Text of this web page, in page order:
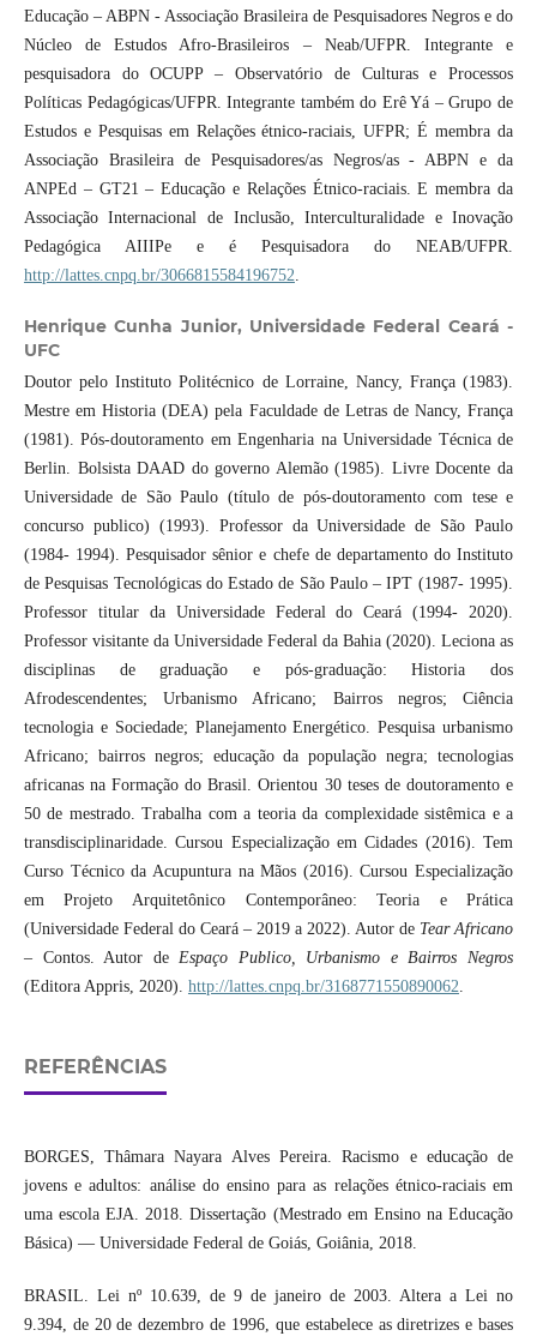
Educação – ABPN - Associação Brasileira de Pesquisadores Negros e do
Núcleo de Estudos Afro-Brasileiros – Neab/UFPR. Integrante e
pesquisadora do OCUPP – Observatório de Culturas e Processos
Políticas Pedagógicas/UFPR. Integrante também do Erê Yá – Grupo de
Estudos e Pesquisas em Relações étnico-raciais, UFPR; É membra da
Associação Brasileira de Pesquisadores/as Negros/as - ABPN e da
ANPEd – GT21 – Educação e Relações Étnico-raciais. E membra da
Associação Internacional de Inclusão, Interculturalidade e Inovação
Pedagógica AIIIPe e é Pesquisadora do NEAB/UFPR.
http://lattes.cnpq.br/3066815584196752
Henrique Cunha Junior, Universidade Federal Ceará -
UFC
Doutor pelo Instituto Politécnico de Lorraine, Nancy, França (1983).
Mestre em Historia (DEA) pela Faculdade de Letras de Nancy, França
(1981). Pós-doutoramento em Engenharia na Universidade Técnica de
Berlin. Bolsista DAAD do governo Alemão (1985). Livre Docente da
Universidade de São Paulo (título de pós-doutoramento com tese e
concurso publico) (1993). Professor da Universidade de São Paulo
(1984- 1994). Pesquisador sênior e chefe de departamento do Instituto
de Pesquisas Tecnológicas do Estado de São Paulo – IPT (1987- 1995).
Professor titular da Universidade Federal do Ceará (1994- 2020).
Professor visitante da Universidade Federal da Bahia (2020). Leciona as
disciplinas de graduação e pós-graduação: Historia dos
Afrodescendentes; Urbanismo Africano; Bairros negros; Ciência
tecnologia e Sociedade; Planejamento Energético. Pesquisa urbanismo
Africano; bairros negros; educação da população negra; tecnologias
africanas na Formação do Brasil. Orientou 30 teses de doutoramento e
50 de mestrado. Trabalha com a teoria da complexidade sistêmica e a
transdisciplinaridade. Cursou Especialização em Cidades (2016). Tem
Curso Técnico da Acupuntura na Mãos (2016). Cursou Especialização
em Projeto Arquitetônico Contemporâneo: Teoria e Prática
(Universidade Federal do Ceará – 2019 a 2022). Autor de Tear Africano
– Contos. Autor de Espaço Publico, Urbanismo e Bairros Negros
(Editora Appris, 2020). http://lattes.cnpq.br/3168771550890062
REFERÊNCIAS
BORGES, Thâmara Nayara Alves Pereira. Racismo e educação de
jovens e adultos: análise do ensino para as relações étnico-raciais em
uma escola EJA. 2018. Dissertação (Mestrado em Ensino na Educação
Básica) — Universidade Federal de Goiás, Goiânia, 2018.
BRASIL. Lei nº 10.639, de 9 de janeiro de 2003. Altera a Lei no
9.394, de 20 de dezembro de 1996, que estabelece as diretrizes e bases